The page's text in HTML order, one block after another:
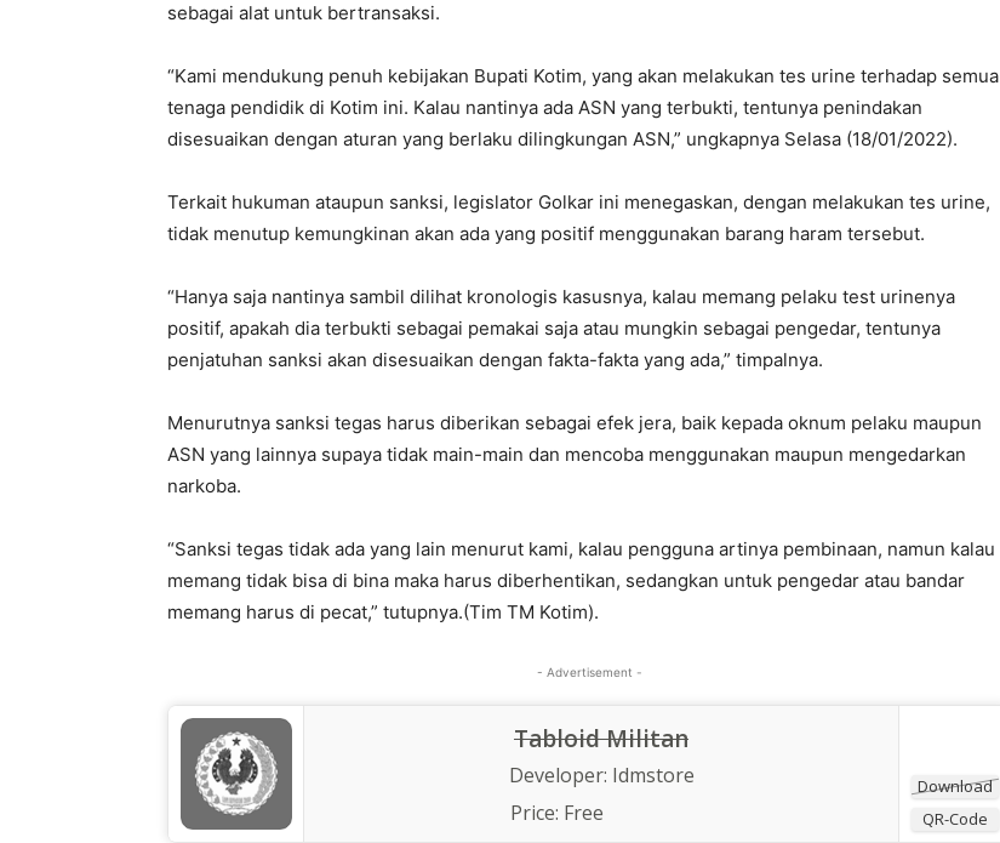
sebagai alat untuk bertransaksi.
“Kami mendukung penuh kebijakan Bupati Kotim, yang akan melakukan tes urine terhadap semua
tenaga pendidik di Kotim ini. Kalau nantinya ada ASN yang terbukti, tentunya penindakan
disesuaikan dengan aturan yang berlaku dilingkungan ASN,” ungkapnya Selasa (18/01/2022).
Terkait hukuman ataupun sanksi, legislator Golkar ini menegaskan, dengan melakukan tes urine,
tidak menutup kemungkinan akan ada yang positif menggunakan barang haram tersebut.
“Hanya saja nantinya sambil dilihat kronologis kasusnya, kalau memang pelaku test urinenya
positif, apakah dia terbukti sebagai pemakai saja atau mungkin sebagai pengedar, tentunya
penjatuhan sanksi akan disesuaikan dengan fakta-fakta yang ada,” timpalnya.
Menurutnya sanksi tegas harus diberikan sebagai efek jera, baik kepada oknum pelaku maupun
ASN yang lainnya supaya tidak main-main dan mencoba menggunakan maupun mengedarkan
narkoba.
“Sanksi tegas tidak ada yang lain menurut kami, kalau pengguna artinya pembinaan, namun kalau
memang tidak bisa di bina maka harus diberhentikan, sedangkan untuk pengedar atau bandar
memang harus di pecat,” tutupnya.(Tim TM Kotim).
- Advertisement -
Download
QR-Code
Tabloid Militan
Developer: Idmstore
Price: Free